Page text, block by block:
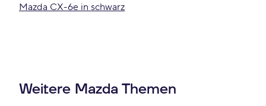
Mazda CX-6e in schwarz
Weitere Mazda Themen